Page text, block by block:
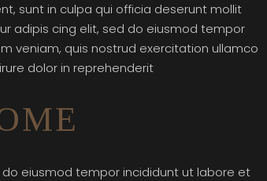
sunt in culpa qui officia deserunt mollit
adipis cing elit, sed do eiusmod tempor
veniam, quis nostrud exercitation ullamco
dolor in reprehenderit
eiusmod tempor incididunt ut labore et